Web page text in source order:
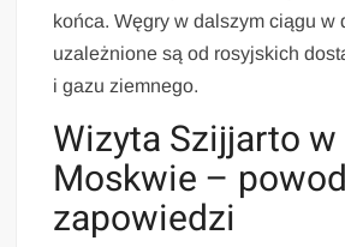
końca. Węgry w dalszym ciągu w
uzależnione są od rosyjskich
i gazu ziemnego.
Wizyta Szijjarto w
Moskwie –
zapowiedzi